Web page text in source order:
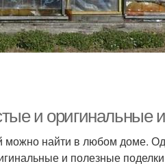
и оригинальные
найти в любом доме.
и полезные